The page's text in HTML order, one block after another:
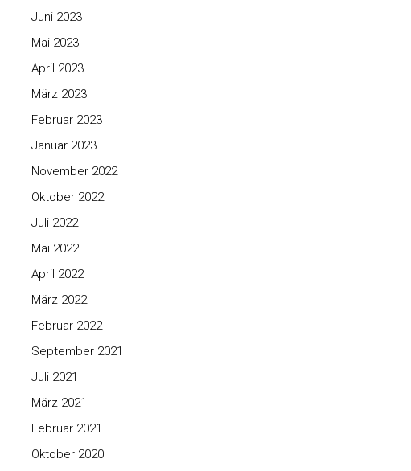
Juni 2023
Mai 2023
April 2023
März 2023
Februar 2023
Januar 2023
November 2022
Oktober 2022
Juli 2022
Mai 2022
April 2022
März 2022
Februar 2022
September 2021
Juli 2021
März 2021
Februar 2021
Oktober 2020